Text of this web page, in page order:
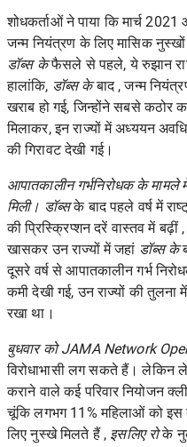
शोधकर्ताओं ने पाया कि मार्च
जन्म नियंत्रण के लिए मासिक
डॉब्स केफैसले से पहले, ये रुझान
हालांकि, डॉब्स केबाद , जन्म
खराब हो गई, जिन्होंने सबसे कठोर
मिलाकर, इन राज्यों में अध्ययन
की गिरावट देखी गई।
आपातकालीन गर्भनिरोधक के
मिली। डॉब्सके बाद पहले वर्ष में
की प्रिस्क्रिप्शन दरें वास्तव में
खासकर उन राज्यों में जहां डॉब्स के
दूसरे वर्ष से आपातकालीन गर्भ
कमी देखी गई, उन राज्यों की तुलना
रखा था।
बुधवार को JAMA Network
विरोधाभासी लग सकते हैं। लेकिन
कराने वाले कई परिवार नियोजन
चूंकि लगभग 11% महिलाओं को
लिए नुस्खे मिलते हैं , इसलिए रोके